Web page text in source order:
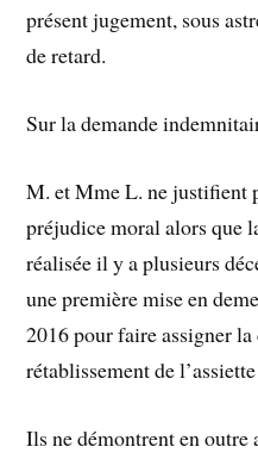
présent jugement, sous
de retard.
Sur la demande
M. et Mme L. ne justifient
préjudice moral alors que
réalisée il y a plusieurs
une première mise en
2016 pour faire assigner
rétablissement de
Ils ne démontrent en outre